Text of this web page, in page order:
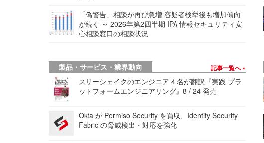
「偽警告」相談が再び急増 容疑者検挙後も増加傾向
が続く ～ 2026年第2四半期 IPA 情報セキュリティ安
心相談窓口の相談状況
製品・サービス・業界動向 記事一覧へ
スリーシェイクのエンジニア 4 名が翻訳『実践 プラ
ットフォームエンジニアリング』8 / 24 発売
Okta が Permiso Security を買収、Identity Security
Fabric の脅威検出・対応を強化